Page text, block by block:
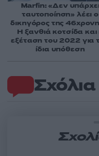
Σχόλια
Marfin: «Δεν
ταυτοποίηση» λέει ο
δικηγόρος της
Η ξανθιά κοτσίδα και
εξέταση του 2022 για
ίδια υπόθεση